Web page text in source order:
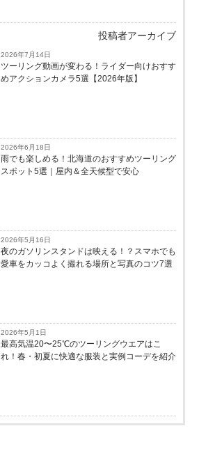
投稿者アーカイブ
2026年7月14日
ツーリング動画が変わる！ライダー向けおすす
めアクションカメラ5選【2026年版】
2026年6月18日
雨でも楽しめる！北海道のおすすめツーリング
スポット5選｜屋内＆全天候型で安心
2026年5月16日
夜のガソリンスタンドは映える！？スマホでも
愛車をカッコよく撮れる場所と写真のコツ7選
2026年5月1日
最高気温20〜25℃のツーリングウエアはこ
れ！春・初夏に快適な服装と実例コーデを紹介